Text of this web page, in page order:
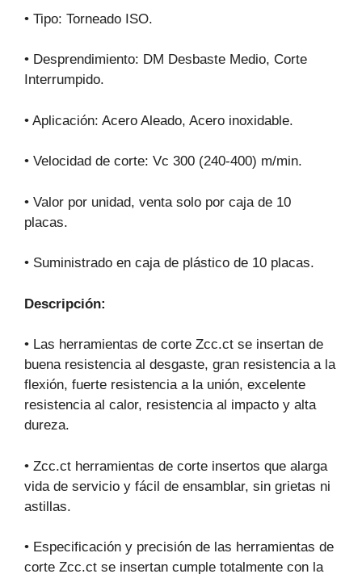
• Tipo: Torneado ISO.
• Desprendimiento: DM Desbaste Medio, Corte
Interrumpido.
• Aplicación: Acero Aleado, Acero inoxidable.
• Velocidad de corte: Vc 300 (240-400) m/min.
• Valor por unidad, venta solo por caja de 10
placas.
• Suministrado en caja de plástico de 10 placas.
Descripción:
• Las herramientas de corte Zcc.ct se insertan de
buena resistencia al desgaste, gran resistencia a la
flexión, fuerte resistencia a la unión, excelente
resistencia al calor, resistencia al impacto y alta
dureza.
• Zcc.ct herramientas de corte insertos que alarga
vida de servicio y fácil de ensamblar, sin grietas ni
astillas.
• Especificación y precisión de las herramientas de
corte Zcc.ct se insertan cumple totalmente con la